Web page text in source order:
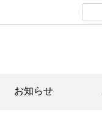
お知らせ